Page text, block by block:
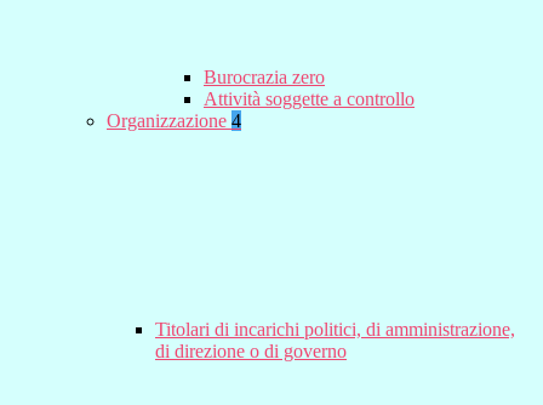
Burocrazia zero
Attività soggette a controllo
Organizzazione 4
Titolari di incarichi politici, di amministrazione,
di direzione o di governo